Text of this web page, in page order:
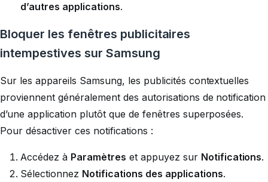
d’autres applications.
Bloquer les fenêtres publicitaires
intempestives sur Samsung
Sur les appareils Samsung, les publicités contextuelles
proviennent généralement des autorisations de notification
d’une application plutôt que de fenêtres superposées.
Pour désactiver ces notifications :
Accédez à Paramètres et appuyez sur Notifications.
Sélectionnez Notifications des applications.